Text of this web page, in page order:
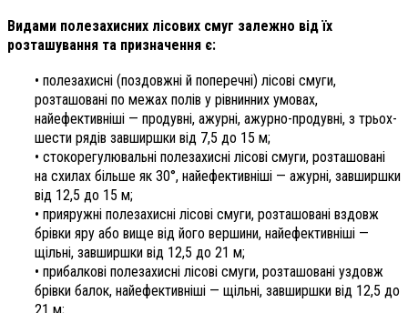
Видами полезахисних лісових смуг залежно від їх
розташування та призначення є:
• полезахисні (поздовжні й поперечні) лісові смуги,
розташовані по межах полів у рівнинних умовах,
найефективніші — продувні, ажурні, ажурно-продувні, з трьох-
шести рядів завширшки від 7,5 до 15 м;
• стокорегулювальні полезахисні лісові смуги, розташовані
на схилах більше як 30°, найефективніші — ажурні, завширшки
від 12,5 до 15 м;
• прияружні полезахисні лісові смуги, розташовані вздовж
брівки яру або вище від його вершини, найефективніші —
щільні, завширшки від 12,5 до 21 м;
• прибалкові полезахисні лісові смуги, розташовані уздовж
брівки балок, найефективніші — щільні, завширшки від 12,5 до